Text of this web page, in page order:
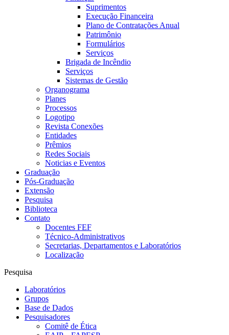
Suprimentos
Execução Financeira
Plano de Contratações Anual
Patrimônio
Formulários
Serviços
Brigada de Incêndio
Serviços
Sistemas de Gestão
Organograma
Planes
Processos
Logotipo
Revista Conexões
Entidades
Prêmios
Redes Sociais
Noticias e Eventos
Graduação
Pós-Graduação
Extensão
Pesquisa
Biblioteca
Contato
Docentes FEF
Técnico-Administrativos
Secretarias, Departamentos e Laboratórios
Localização
Pesquisa
Laboratórios
Grupos
Base de Dados
Pesquisadores
Comitê de Ética